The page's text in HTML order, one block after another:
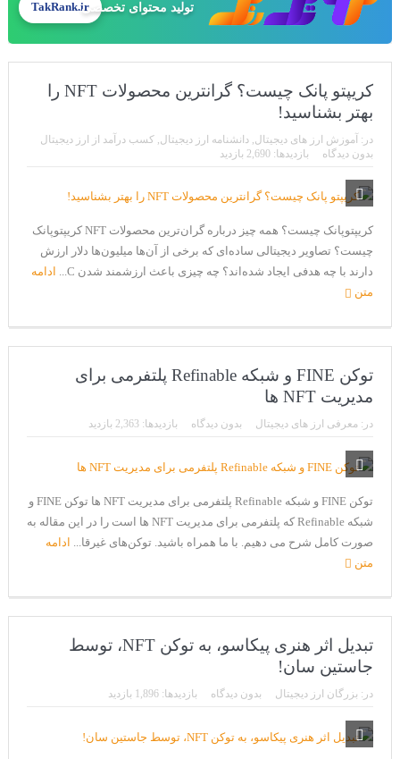
تولید محتوای تخصصیTakRank.ir
کریپتو پانک چیست؟ گرانترین محصولات NFT را
بهتر بشناسید!
در: آموزش ارز های دیجیتال, دانشنامه ارز دیجیتال, کسب درآمد از ارز دیجیتال
بدون دیدگاه
بازدیدها: 2,690 بازدید
کریپتوپانک چیست؟ همه چیز درباره گران‌ترین محصولات NFT کریپتوپانک
چیست؟ تصاویر دیجیتالی ساده‌ای که برخی از آن‌ها میلیون‌ها دلار ارزش
دارند با چه هدفی ایجاد شده‌اند؟ چه چیزی باعث ارزشمند شدن C...
ادامه
متن
توکن FINE و شبکه Refinable پلتفرمی برای
مدیریت NFT ها
در: معرفی ارز های دیجیتال بدون دیدگاه بازدیدها: 2,363 بازدید
توکن FINE و شبکه Refinable پلتفرمی برای مدیریت NFT ها توکن FINE و
شبکه Refinable که پلتفرمی برای مدیریت NFT ها است را در این مقاله به
صورت کامل شرح می دهیم. با ما همراه باشید. توکن‌های غیرقا... ادامه
متن
تبدیل اثر هنری پیکاسو، به توکن NFT، توسط
جاستین سان!
در: بزرگان ارز دیجیتال بدون دیدگاه بازدیدها: 1,896 بازدید